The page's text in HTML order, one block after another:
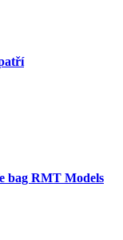
bag RMT Models